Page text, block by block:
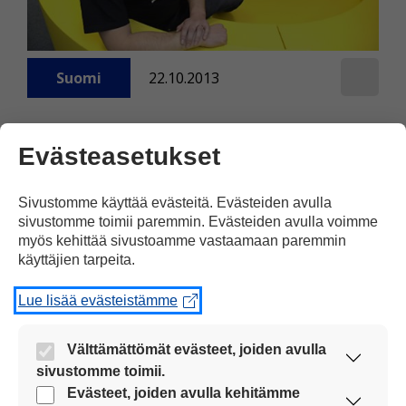
Peliyritys rikastui
jättikaupalla
Suomi 22.10.2013
antaa uskoa Nokian jälkeiseen Suomeen.
Peliyhtiö Supercellin menestys on
tuonut Suomeen ainakin pari uutta
miljonääriä.
Evästeasetukset
Sivustomme käyttää evästeitä. Evästeiden avulla
sivustomme toimii paremmin. Evästeiden avulla voimme
myös kehittää sivustoamme vastaamaan paremmin
käyttäjien tarpeita.
Lue lisää evästeistämme
Välttämättömät evästeet, joiden avulla
sivustomme toimii.
Nämä evästeet ovat aina käytössä, jotta
Evästeet, joiden avulla kehitämme